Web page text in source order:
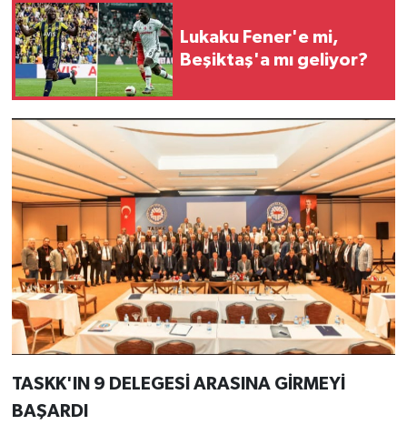
Lukaku Fener'e mi,
Beşiktaş'a mı geliyor?
TASKK'IN 9 DELEGESİ ARASINA GİRMEYİ
BAŞARDI